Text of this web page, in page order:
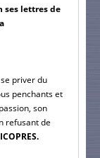
ses lettres de
priver du
penchants et
son
refusant de